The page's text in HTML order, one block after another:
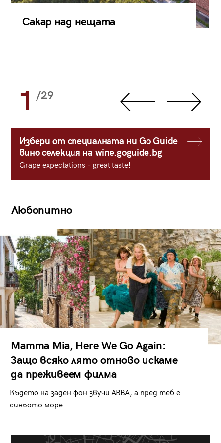
Сакар над нещата
1 /29
Избери от специалната ни Go Guide
вино селекция на wine.goguide.bg
Grape expectations - great taste!
Любопитно
Mamma Mia, Here We Go Again:
Защо всяко лято отново искаме
да преживеем филма
Където на заден фон звучи ABBA, а пред теб е
синьото море